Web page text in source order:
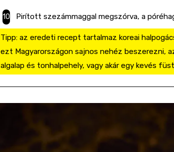
Pirított szezámmaggal megszórva, a
Tipp: az eredeti recept tartalmaz koreai
ezt Magyarországon sajnos nehéz beszerezni,
algalap és tonhalpehely, vagy akár egy kevés